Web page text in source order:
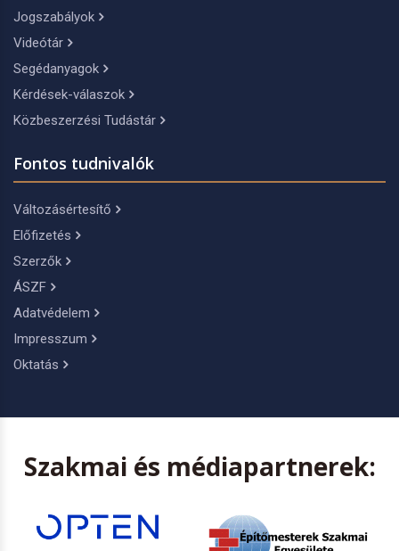
Jogszabályok
Videótár
Segédanyagok
Kérdések-válaszok
Közbeszerzési Tudástár
Fontos tudnivalók
Változásértesítő
Előfizetés
Szerzők
ÁSZF
Adatvédelem
Impresszum
Oktatás
Szakmai és médiapartnerek: